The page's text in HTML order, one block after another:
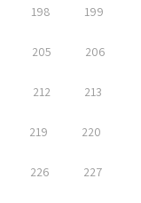
198 199
205 206
212 213
219 220
226 227